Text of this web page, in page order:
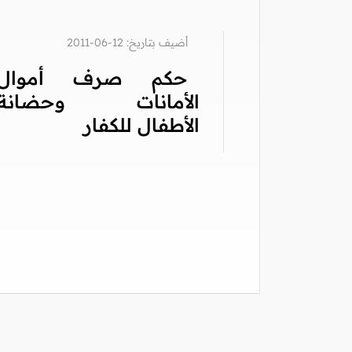
أضيف بتاريخ: 12-06-2011
حكم صرف
الأمانات
الأطفال للكفار